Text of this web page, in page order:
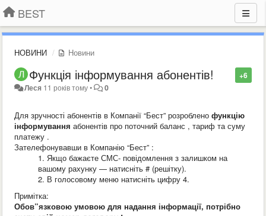
BEST
НОВИНИ Новини
+6
Функція інформування абонентів!
Леся 11 років тому• 0
Для зручності абонентів в Компанії “Бест” розроблено функцію
інформування абонентів про поточний баланс , тариф та суму
платежу .
Зателефонувавши в Компанію “Бест” :
1. Якщо бажаєте СМС- повідомлення з залишком на
вашому рахунку — натисніть # (решітку).
2. В голосовому меню натисніть цифру 4.
Примітка:
Обов”язковою умовою для надання інформації, потрібно